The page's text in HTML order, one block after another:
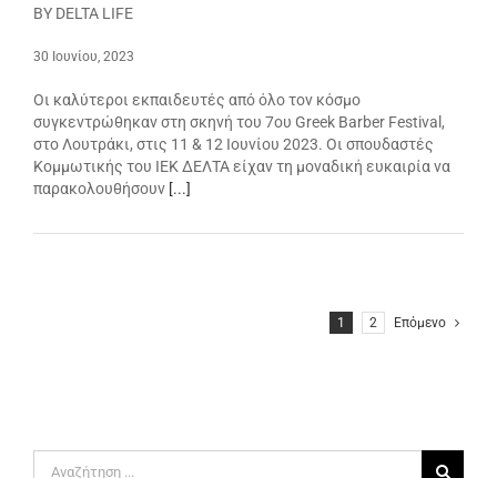
BY DELTA LIFE
30 Ιουνίου, 2023
Οι καλύτεροι εκπαιδευτές από όλο τον κόσμο
συγκεντρώθηκαν στη σκηνή του 7ου Greek Barber Festival,
στο Λουτράκι, στις 11 & 12 Ιουνίου 2023. Οι σπουδαστές
Κομμωτικής του ΙΕΚ ΔΕΛΤΑ είχαν τη μοναδική ευκαιρία να
παρακολουθήσουν [...]
1 2 Επόμενο